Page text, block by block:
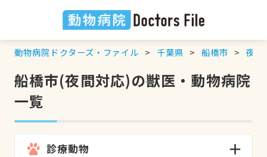
動物病院ドクターズ・ファイル 千葉県 船橋市 夜間
船橋市(夜間対応)の獣医・動物病院
一覧
診療動物